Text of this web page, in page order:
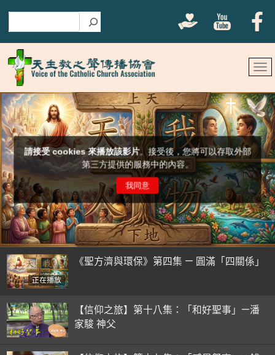
正在播放
《聖方濟與環保》第四集 — 圓滿「四關係」
【信仰之旅】第十八集：「和好聖事」—潘
家駿 神父